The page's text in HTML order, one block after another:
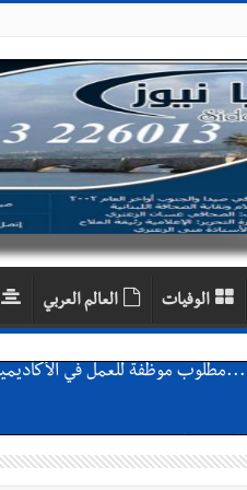
الوفيات العالم العربي
للمرصد الحضري
وتأكيدٌ على حماية القيمة